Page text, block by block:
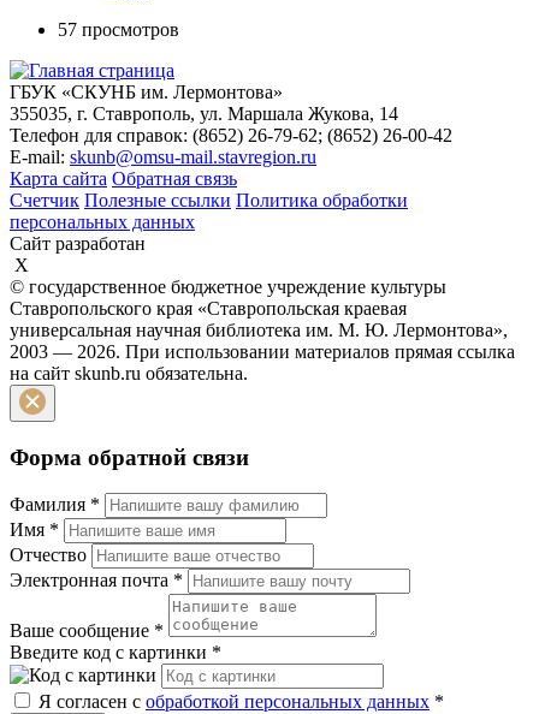
57 просмотров
ГБУК «СКУНБ им. Лермонтова»
355035, г. Ставрополь, ул. Маршала Жукова, 14
Телефон для справок: (8652) 26-79-62; (8652) 26-00-42
E-mail: skunb@omsu-mail.stavregion.ru
Карта сайта Обратная связь
Счетчик Полезные ссылки Политика обработки
персональных данных
Сайт разработан
X
© государственное бюджетное учреждение культуры
Ставропольского края «Ставропольская краевая
универсальная научная библиотека им. М. Ю. Лермонтова»,
2003 — 2026. При использовании материалов прямая ссылка
на сайт skunb.ru обязательна.
Форма обратной связи
Фамилия *
Имя *
Отчество
Электронная почта *
Ваше сообщение *
Введите код с картинки *
Я согласен с обработкой персональных данных *